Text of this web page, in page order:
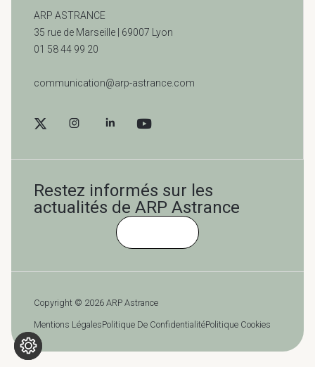
ARP ASTRANCE
35 rue de Marseille | 69007 Lyon
01 58 44 99 20
communication@arp-astrance.com
Restez informés sur les
actualités de ARP Astrance
Copyright © 2026 ARP Astrance
Mentions LégalesPolitique De ConfidentialitéPolitique Cookies